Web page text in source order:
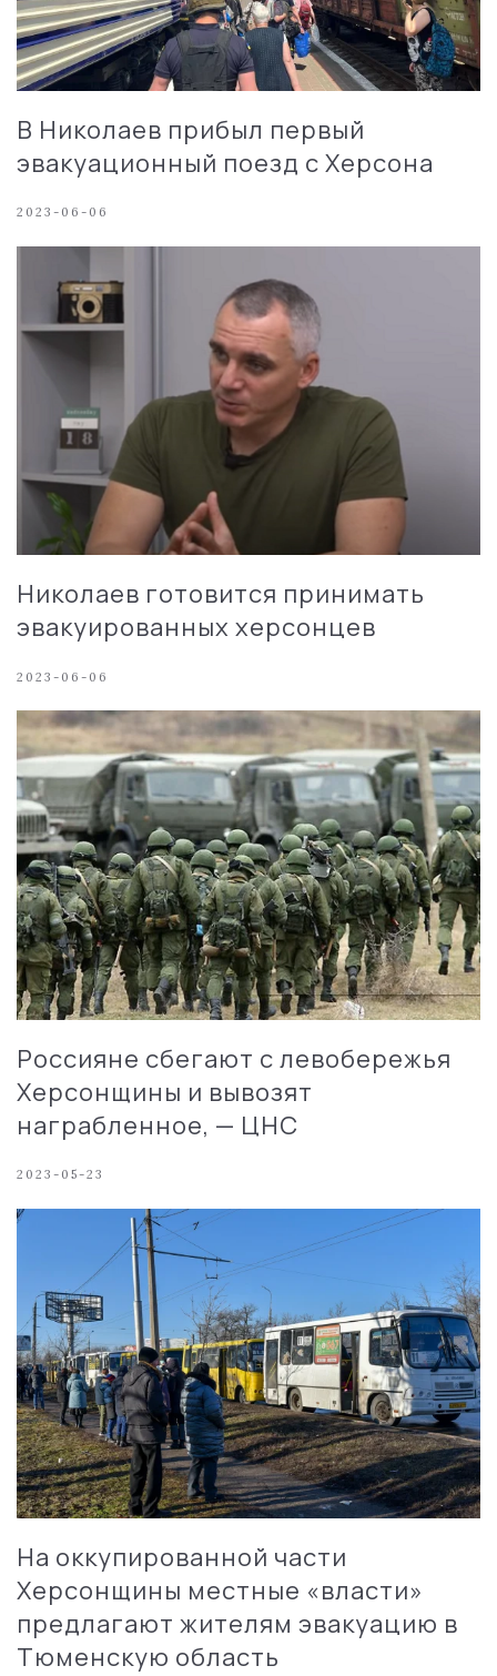
В Николаев прибыл первый
эвакуационный поезд с Херсона
2023-06-06
Николаев готовится принимать
эвакуированных херсонцев
2023-06-06
Россияне сбегают с левобережья
Херсонщины и вывозят
награбленное, — ЦНС
2023-05-23
На оккупированной части
Херсонщины местные «власти»
предлагают жителям эвакуацию в
Тюменскую область